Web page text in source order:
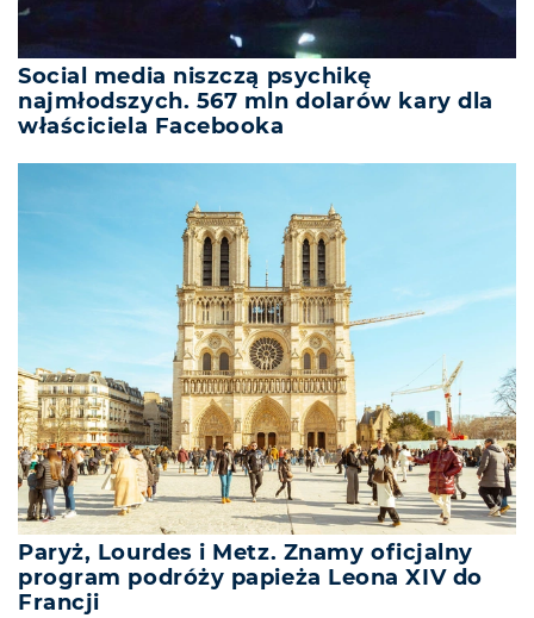
Social media niszczą psychikę
najmłodszych. 567 mln dolarów kary dla
właściciela Facebooka
Paryż, Lourdes i Metz. Znamy oficjalny
program podróży papieża Leona XIV do
Francji